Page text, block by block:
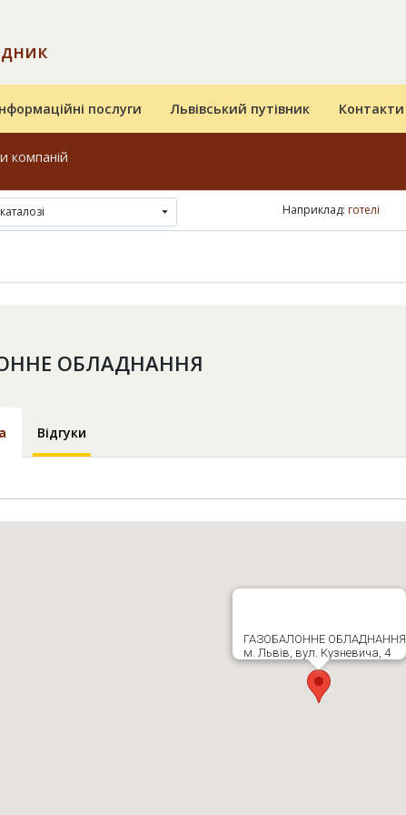
послуги Львівський путівник Контакти
компаній
Наприклад: готелі
ОБЛАДНАННЯ
Відгуки
ГАЗОБАЛОННЕ ОБЛАДНАННЯ
м. Львів, вул. Кузневича, 4